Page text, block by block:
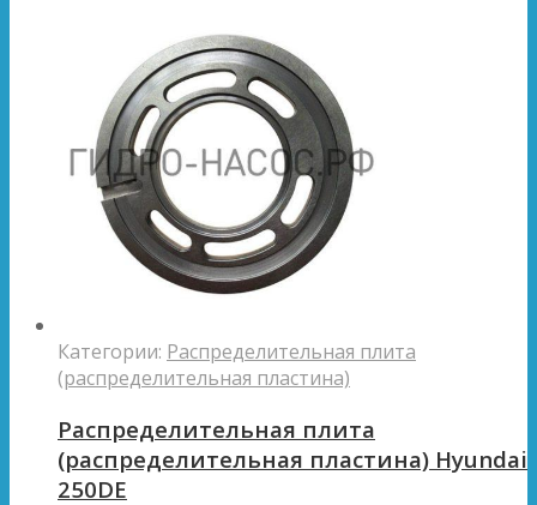
Категории: Распределительная плита
(распределительная пластина)
Распределительная плита
(распределительная пластина) Hyundai
250DE